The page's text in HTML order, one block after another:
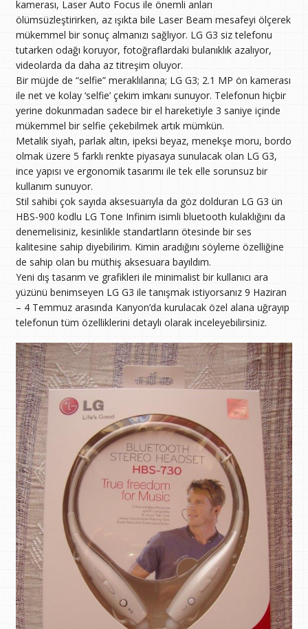
kamerası, Laser Auto Focus ile önemli anları
ölümsüzleştirirken, az ışıkta bile Laser Beam mesafeyi ölçerek
mükemmel bir sonuç almanızı sağlıyor. LG G3 siz telefonu
tutarken odağı koruyor, fotoğraflardaki bulanıklık azalıyor,
videolarda da daha az titreşim oluyor.
Bir müjde de “selfie” meraklılarına; LG G3; 2.1 MP ön kamerası
ile net ve kolay ‘selfie’ çekim imkanı sunuyor. Telefonun hiçbir
yerine dokunmadan sadece bir el hareketiyle 3 saniye içinde
mükemmel bir selfie çekebilmek artık mümkün.
Metalik siyah, parlak altın, ipeksi beyaz, menekşe moru, bordo
olmak üzere 5 farklı renkte piyasaya sunulacak olan LG G3,
ince yapısı ve ergonomik tasarımı ile tek elle sorunsuz bir
kullanım sunuyor.
Stil sahibi çok sayıda aksesuarıyla da göz dolduran LG G3 ün
HBS-900 kodlu LG Tone Infinim isimli bluetooth kulaklığını da
denemelisiniz, kesinlikle standartların ötesinde bir ses
kalitesine sahip diyebilirim. Kimin aradığını söyleme özelliğine
de sahip olan bu müthiş aksesuara bayıldım.
Yeni dış tasarım ve grafikleri ile minimalist bir kullanıcı ara
yüzünü benimseyen LG G3 ile tanışmak istiyorsanız 9 Haziran
– 4 Temmuz arasında Kanyon’da kurulacak özel alana uğrayıp
telefonun tüm özelliklerini detaylı olarak inceleyebilirsiniz.